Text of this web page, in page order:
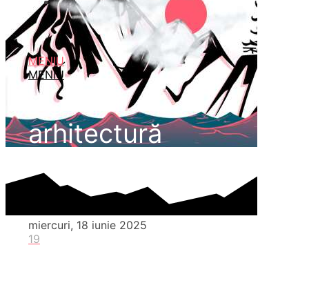
MENIU
MENIU
arhitectură
miercuri, 18 iunie 2025
19